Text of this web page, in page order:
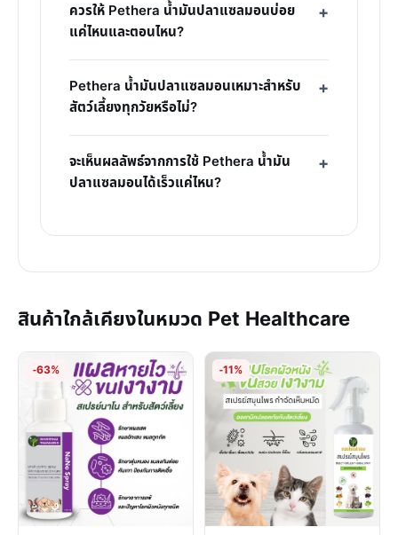
ควรให้ Pethera น้ำมันปลาแซลมอนบ่อย
แค่ไหนและตอนไหน?
Pethera น้ำมันปลาแซลมอนเหมาะสำหรับ
สัตว์เลี้ยงทุกวัยหรือไม่?
จะเห็นผลลัพธ์จากการใช้ Pethera น้ำมัน
ปลาแซลมอนได้เร็วแค่ไหน?
สินค้าใกล้เคียงในหมวด Pet Healthcare
-63% -11%